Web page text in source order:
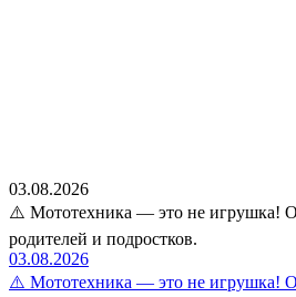
03.08.2026
⚠️ Мототехника — это не игрушка!
родителей и подростков.
03.08.2026
⚠️ Мототехника — это не игрушка!